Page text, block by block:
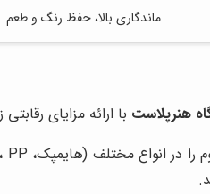
ماندگاری بالا، حفظ رنگ و طعم
هنرپلاست با ارائه مزایای